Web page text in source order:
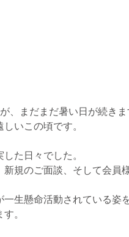
、まだまだ暑い日が続きま
いこの頃です。
た日々でした。
新規のご面談、そして会員
一生懸命活動されている姿
。